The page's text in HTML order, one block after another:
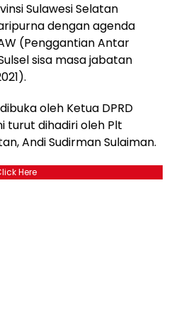
Sulawesi Selatan
dengan agenda
(Penggantian Antar
sisa masa jabatan
oleh Ketua DPRD
turut dihadiri oleh Plt
Andi Sudirman Sulaiman.
Here